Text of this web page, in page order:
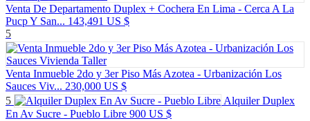
Venta De Departamento Duplex + Cochera En Lima - Cerca A La
Pucp Y San... 143,491 US $
5
Venta Inmueble 2do y 3er Piso Más Azotea - Urbanización Los
Sauces Viv... 230,000 US $
5
Alquiler Duplex
En Av Sucre - Pueblo Libre 900 US $